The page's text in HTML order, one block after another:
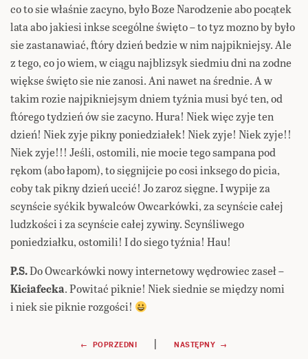
co to sie właśnie zacyno, było Boze Narodzenie abo pocątek
lata abo jakiesi inkse scególne święto – to tyz mozno by było
sie zastanawiać, ftóry dzień bedzie w nim najpikniejsy. Ale
z tego, co jo wiem, w ciągu najblizsyk siedmiu dni na zodne
więkse święto sie nie zanosi. Ani nawet na średnie. A w
takim rozie najpikniejsym dniem tyźnia musi być ten, od
ftórego tydzień ów sie zacyno. Hura! Niek więc zyje ten
dzień! Niek zyje pikny poniedziałek! Niek zyje! Niek zyje!!
Niek zyje!!! Jeśli, ostomili, nie mocie tego sampana pod
rękom (abo łapom), to sięgnijcie po cosi inksego do picia,
coby tak pikny dzień uccić! Jo zaroz sięgne. I wypije za
scynście syćkik bywalców Owcarkówki, za scynście całej
ludzkości i za scynście całej zywiny. Scynśliwego
poniedziałku, ostomili! I do siego tyźnia! Hau!
P.S.Do Owcarkówki nowy internetowy wędrowiec zaseł –
Kiciafecka. Powitać piknie! Niek siednie se między nomi
i niek sie piknie rozgości!
Nawigacja← POPRZEDNI | NASTĘPNY →